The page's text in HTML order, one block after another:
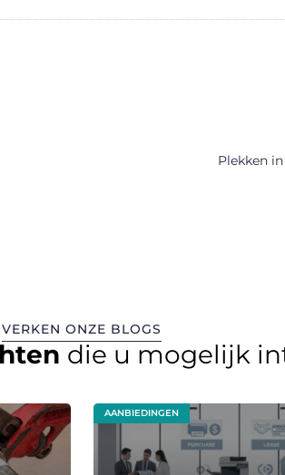
Plekken
VERKEN ONZE BLOGS
die u mogelijk
AANBIEDINGEN